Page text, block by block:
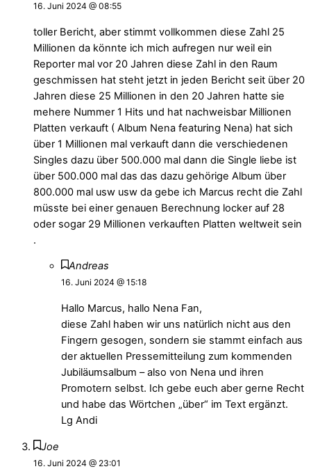
16. Juni 2024 @ 08:55
toller Bericht, aber stimmt vollkommen diese Zahl 25
Millionen da könnte ich mich aufregen nur weil ein
Reporter mal vor 20 Jahren diese Zahl in den Raum
geschmissen hat steht jetzt in jeden Bericht seit über 20
Jahren diese 25 Millionen in den 20 Jahren hatte sie
mehere Nummer 1 Hits und hat nachweisbar Millionen
Platten verkauft ( Album Nena featuring Nena) hat sich
über 1 Millionen mal verkauft dann die verschiedenen
Singles dazu über 500.000 mal dann die Single liebe ist
über 500.000 mal das das dazu gehörige Album über
800.000 mal usw usw da gebe ich Marcus recht die Zahl
müsste bei einer genauen Berechnung locker auf 28
oder sogar 29 Millionen verkauften Platten weltweit sein
.
Andreas
16. Juni 2024 @ 15:18
Hallo Marcus, hallo Nena Fan,
diese Zahl haben wir uns natürlich nicht aus den
Fingern gesogen, sondern sie stammt einfach aus
der aktuellen Pressemitteilung zum kommenden
Jubiläumsalbum – also von Nena und ihren
Promotern selbst. Ich gebe euch aber gerne Recht
und habe das Wörtchen „über“ im Text ergänzt.
Lg Andi
Joe
16. Juni 2024 @ 23:01